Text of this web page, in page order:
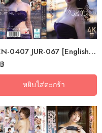
CEN-0407 JUR-067 [English Subtitle] Madonna’s Super Newcomer, Mio Kuon,…
฿
หยิบใส่ตะกร้า